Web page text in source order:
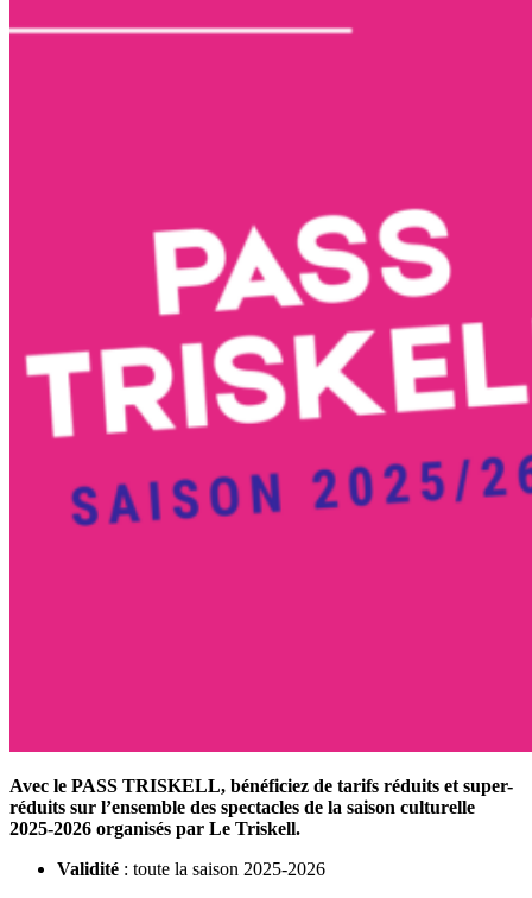
Avec le PASS TRISKELL, bénéficiez de tarifs réduits et super-
réduits sur l’ensemble des spectacles de la saison culturelle
2025-2026 organisés par Le Triskell.
Validité : toute la saison 2025-2026